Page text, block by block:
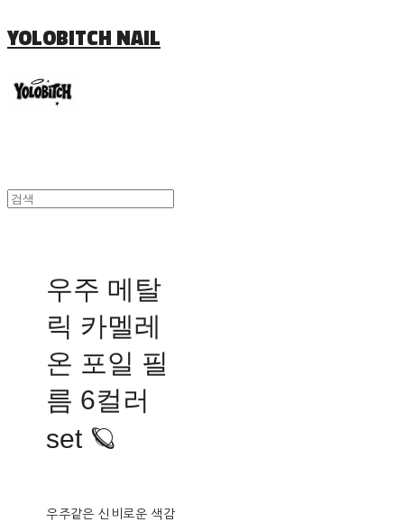
YOLOBITCH NAIL
우주 메탈
릭 카멜레
온 포일 필
름 6컬러
set 🪐
우주같은 신비로운 색감